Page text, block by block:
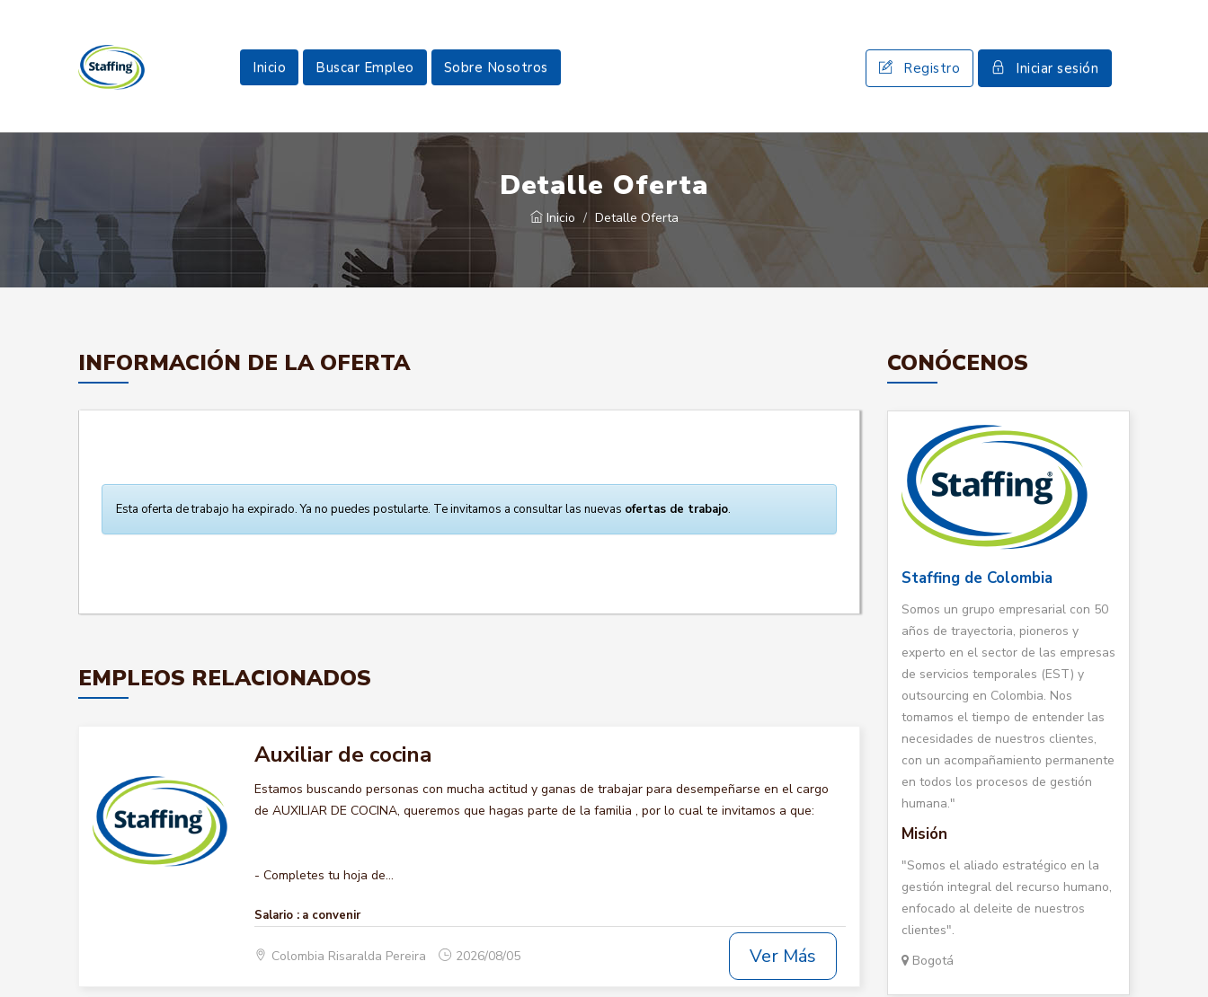
Inicio Buscar Empleo Sobre Nosotros Registro Iniciar sesión
Detalle Oferta
Inicio Detalle Oferta
INFORMACIÓN DE LA OFERTA
Esta oferta de trabajo ha expirado. Ya no puedes postularte. Te invitamos a consultar las nuevas ofertas de trabajo.
EMPLEOS RELACIONADOS
Auxiliar de cocina
Estamos buscando personas con mucha actitud y ganas de trabajar para desempeñarse en el cargo
de AUXILIAR DE COCINA, queremos que hagas parte de la familia , por lo cual te invitamos a que:
- Completes tu hoja de...
Salario : a convenir
Colombia Risaralda Pereira 2026/08/05 Ver Más
CONÓCENOS
Staffing de Colombia
Somos un grupo empresarial con 50
años de trayectoria, pioneros y
experto en el sector de las empresas
de servicios temporales (EST) y
outsourcing en Colombia. Nos
tomamos el tiempo de entender las
necesidades de nuestros clientes,
con un acompañamiento permanente
en todos los procesos de gestión
humana."
Misión
"Somos el aliado estratégico en la
gestión integral del recurso humano,
enfocado al deleite de nuestros
clientes".
Bogotá